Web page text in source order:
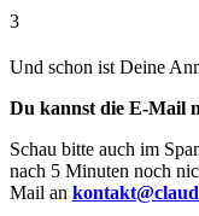
3
Und schon ist Deine
Du kannst die E-Mail
Schau bitte auch im
nach 5 Minuten noch
Mail an